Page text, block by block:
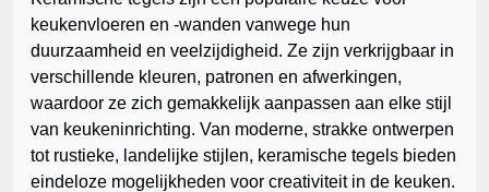
keukenvloeren en -wanden vanwege hun
duurzaamheid en veelzijdigheid. Ze zijn verkrijgbaar in
verschillende kleuren, patronen en afwerkingen,
waardoor ze zich gemakkelijk aanpassen aan elke stijl
van keukeninrichting. Van moderne, strakke ontwerpen
tot rustieke, landelijke stijlen, keramische tegels bieden
eindeloze mogelijkheden voor creativiteit in de keuken.